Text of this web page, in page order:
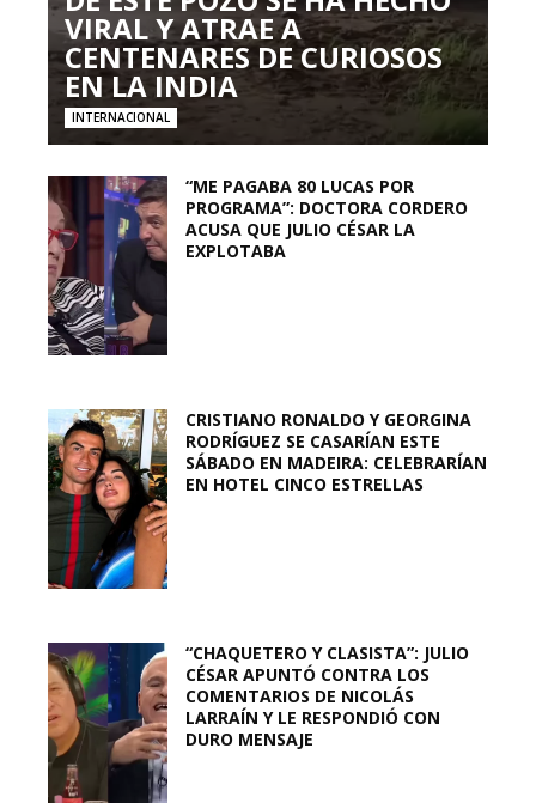
VIRAL Y ATRAE A
CENTENARES DE CURIOSOS
EN LA INDIA
INTERNACIONAL
“ME PAGABA 80 LUCAS POR
PROGRAMA”: DOCTORA CORDERO
ACUSA QUE JULIO CÉSAR LA
EXPLOTABA
CRISTIANO RONALDO Y GEORGINA
RODRÍGUEZ SE CASARÍAN ESTE
SÁBADO EN MADEIRA: CELEBRARÍAN
EN HOTEL CINCO ESTRELLAS
“CHAQUETERO Y CLASISTA”: JULIO
CÉSAR APUNTÓ CONTRA LOS
COMENTARIOS DE NICOLÁS
LARRAÍN Y LE RESPONDIÓ CON
DURO MENSAJE